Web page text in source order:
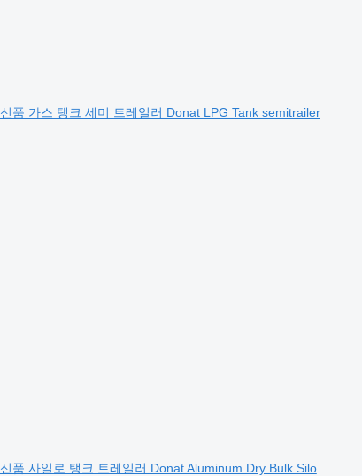
신품 가스 탱크 세미 트레일러 Donat LPG Tank semitrailer
신품 사일로 탱크 트레일러 Donat Aluminum Dry Bulk Silo